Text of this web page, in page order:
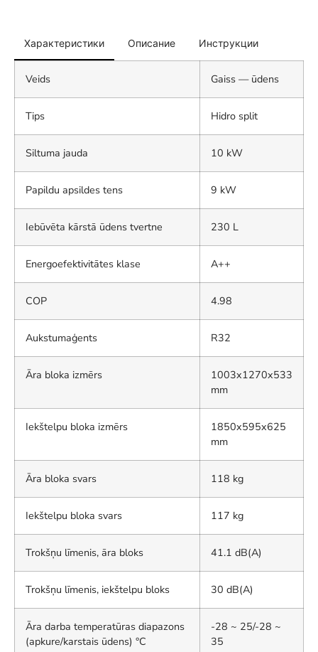
Характеристики Описание Инструкции
Veids Gaiss — ūdens
Tips Hidro split
Siltuma jauda 10 kW
Papildu apsildes tens 9 kW
Iebūvēta kārstā ūdens tvertne 230 L
Energoefektivitātes klase A++
COP 4.98
Aukstumaģents R32
Āra bloka izmērs
1003x1270x533
mm
Iekštelpu bloka izmērs
1850x595x625
mm
Āra bloka svars 118 kg
Iekštelpu bloka svars 117 kg
Trokšņu līmenis, āra bloks 41.1 dB(A)
Trokšņu līmenis, iekštelpu bloks 30 dB(A)
Āra darba temperatūras diapazons
(apkure/karstais ūdens) °C
-28 ~ 25/-28 ~
35